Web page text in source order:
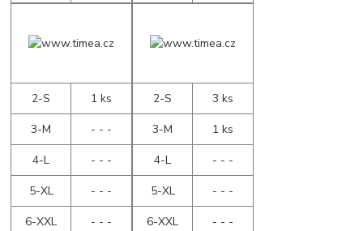
2-S
1 ks
3-M
- - -
4-L
- - -
5-XL
- - -
6-XXL
- - -
2-S
3 ks
3-M
1 ks
4-L
- - -
5-XL
- - -
6-XXL
- - -